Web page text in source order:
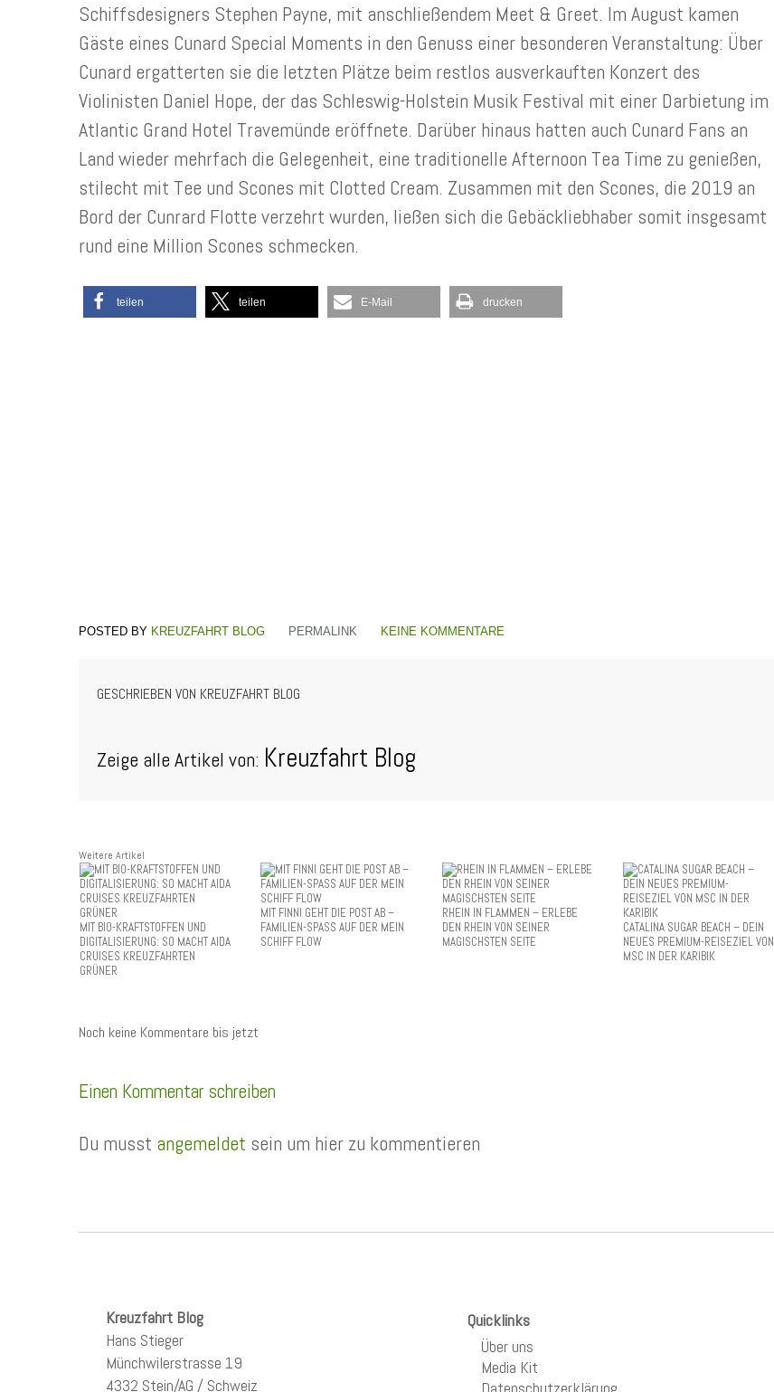
Schiffsdesigners Stephen Payne, mit anschließendem Meet & Greet. Im August kamen
Gäste eines Cunard Special Moments in den Genuss einer besonderen Veranstaltung: Über
Cunard ergatterten sie die letzten Plätze beim restlos ausverkauften Konzert des
Violinisten Daniel Hope, der das Schleswig-Holstein Musik Festival mit einer Darbietung im
Atlantic Grand Hotel Travemünde eröffnete. Darüber hinaus hatten auch Cunard Fans an
Land wieder mehrfach die Gelegenheit, eine traditionelle Afternoon Tea Time zu genießen,
stilecht mit Tee und Scones mit Clotted Cream. Zusammen mit den Scones, die 2019 an
Bord der Cunrard Flotte verzehrt wurden, ließen sich die Gebäckliebhaber somit insgesamt
rund eine Million Scones schmecken.
teilen teilen E-Mail drucken
KREUZFAHRT BLOG PERMALINK KEINE KOMMENTARE
GESCHRIEBEN VON KREUZFAHRT BLOG
Zeige alle Artikel von: Kreuzfahrt Blog
Weitere Artikel
MIT BIO-KRAFTSTOFFEN UND
DIGITALISIERUNG: SO MACHT AIDA
CRUISES KREUZFAHRTEN
GRÜNER
MIT FINNI GEHT DIE POST AB –
FAMILIEN-SPASS AUF DER MEIN
SCHIFF FLOW
RHEIN IN FLAMMEN – ERLEBE
DEN RHEIN VON SEINER
MAGISCHSTEN SEITE
CATALINA SUGAR BEACH – DEIN
NEUES PREMIUM-REISEZIEL VON
MSC IN DER KARIBIK
Noch keine Kommentare bis jetzt
Einen Kommentar schreiben
Du musst angemeldet sein um hier zu kommentieren
Kreuzfahrt Blog
Hans Stieger
Münchwilerstrasse 19
4332 Stein/AG / Schweiz
Quicklinks
Über uns
Media Kit